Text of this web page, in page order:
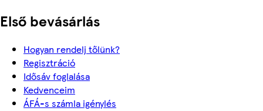
Első bevásárlás
Hogyan rendelj tőlünk?
Regisztráció
Idősáv foglalása
Kedvenceim
ÁFÁ-s számla igénylés